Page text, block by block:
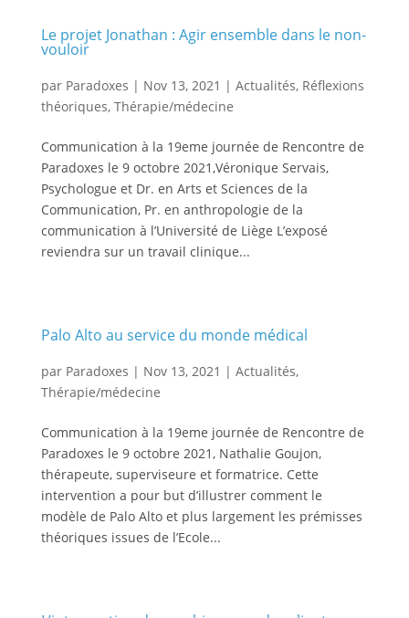
Le projet Jonathan : Agir ensemble dans le non-
vouloir
par Paradoxes | Nov 13, 2021 | Actualités, Réflexions
théoriques, Thérapie/médecine
Communication à la 19eme journée de Rencontre de
Paradoxes le 9 octobre 2021,Véronique Servais,
Psychologue et Dr. en Arts et Sciences de la
Communication, Pr. en anthropologie de la
communication à l’Université de Liège L’exposé
reviendra sur un travail clinique...
Palo Alto au service du monde médical
par Paradoxes | Nov 13, 2021 | Actualités,
Thérapie/médecine
Communication à la 19eme journée de Rencontre de
Paradoxes le 9 octobre 2021, Nathalie Goujon,
thérapeute, superviseure et formatrice. Cette
intervention a pour but d’illustrer comment le
modèle de Palo Alto et plus largement les prémisses
théoriques issues de l’Ecole...